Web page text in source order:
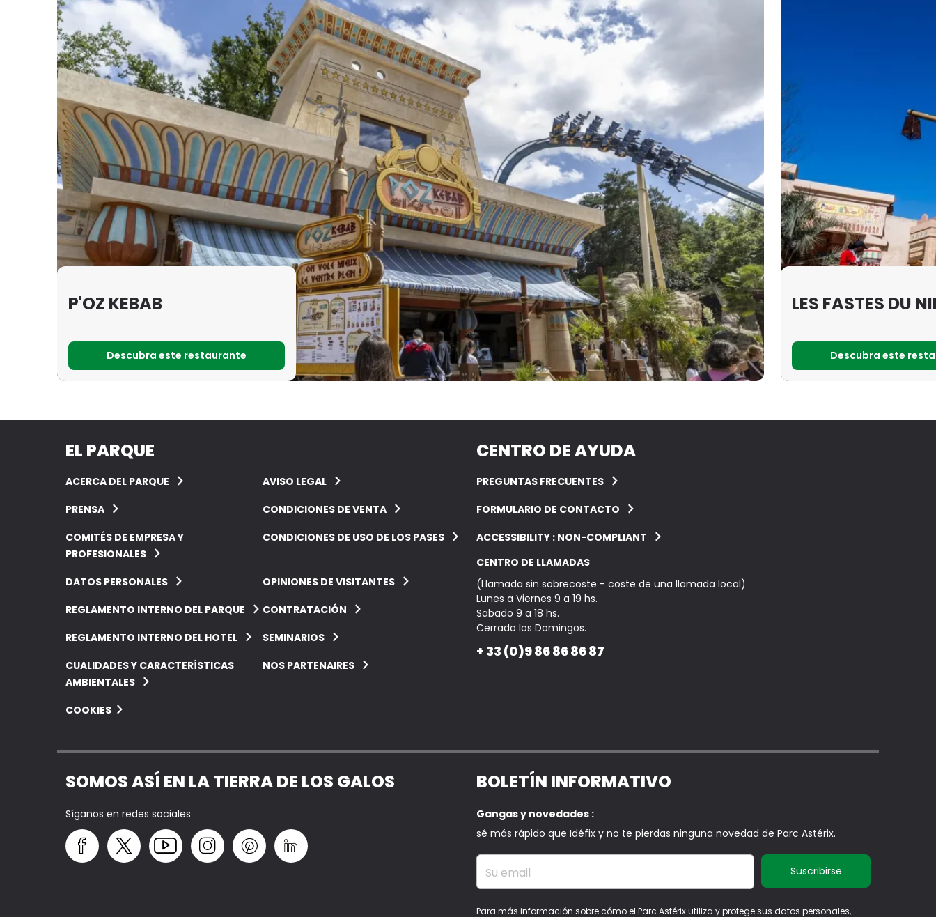
P'OZ KEBAB
Descubra este restaurante
LES FASTES DU
Descubra este
EL PARQUE
ACERCA DEL PARQUE
AVISO LEGAL
PRENSA
CONDICIONES DE VENTA
COMITÉS DE EMPRESA Y
PROFESIONALES
CONDICIONES DE USO DE LOS PASES
DATOS PERSONALES
OPINIONES DE VISITANTES
REGLAMENTO INTERNO DEL PARQUE
CONTRATACIÓN
REGLAMENTO INTERNO DEL HOTEL
SEMINARIOS
CUALIDADES Y CARACTERÍSTICAS
AMBIENTALES
NOS PARTENAIRES
COOKIES
CENTRO DE AYUDA
PREGUNTAS FRECUENTES
FORMULARIO DE CONTACTO
ACCESSIBILITY : NON-COMPLIANT
CENTRO DE LLAMADAS
(Llamada sin sobrecoste - coste de una llamada local)
Lunes a Viernes 9 a 19 hs.
Sabado 9 a 18 hs.
Cerrado los Domingos.
+ 33 (0)9 86 86 86 87
SOMOS ASÍ EN LA TIERRA DE LOS GALOS
Síganos en redes sociales
BOLETÍN INFORMATIVO
Gangas y novedades :
sé más rápido que Idéfix y no te pierdas ninguna novedad de Parc Astérix.
Su email
Para más información sobre cómo el Parc Astérix utiliza y protege sus datos personales,